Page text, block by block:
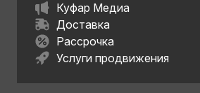
Куфар Медиа
Доставка
Рассрочка
Услуги продвижения